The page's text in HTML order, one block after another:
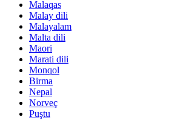
Malaqas
Malay dili
Malayalam
Malta dili
Maori
Marati dili
Monqol
Birma
Nepal
Norveç
Puştu